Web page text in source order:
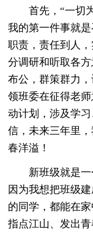
首先，“一切
我的第一件事就
职责，责任到人
分调研和听取各
布公，群策群力
领班委在征得老
动计划，涉及学
信，未来三年里
春洋溢！
新班级就是
因为我想把班级
的同学，都能在
指点江山、发出